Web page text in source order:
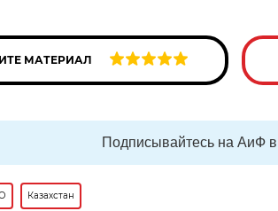
МАТЕРИАЛ
Подписывайтесь на АиФ в
Казахстан